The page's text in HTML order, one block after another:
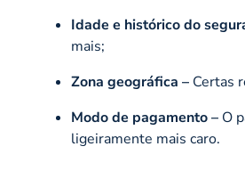
Idade e histórico do
mais;
Zona geográfica – Certas
Modo de pagamento – O
ligeiramente mais caro.